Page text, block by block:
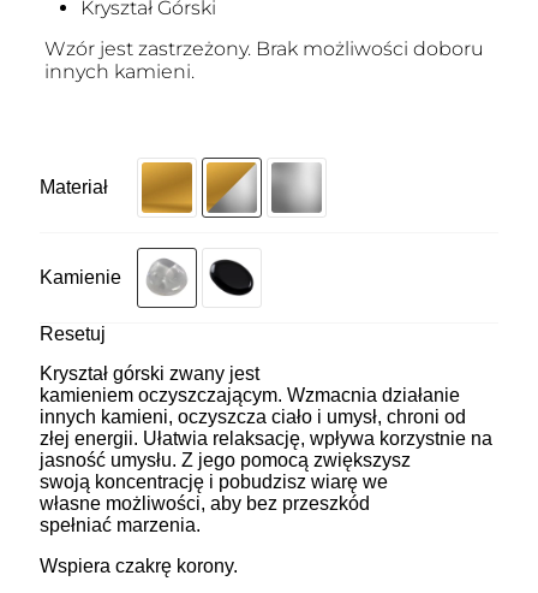
Kryształ Górski
Wzór jest zastrzeżony. Brak możliwości doboru
innych kamieni.
Materiał
Kamienie
Resetuj
Kryształ górski zwany jest
kamieniem oczyszczającym. Wzmacnia działanie
innych kamieni, oczyszcza ciało i umysł, chroni od
złej energii. Ułatwia relaksację, wpływa korzystnie na
jasność umysłu. Z jego pomocą zwiększysz
swoją koncentrację i pobudzisz wiarę we
własne możliwości, aby bez przeszkód
spełniać marzenia.
Wspiera czakrę korony.